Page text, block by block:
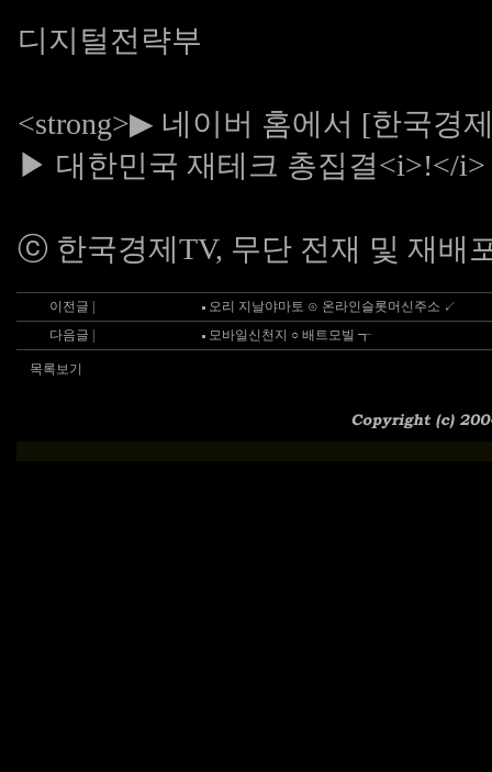
디지털전략부
<strong>▶ 네이버 홈에서 [한국경
▶ 대한민국 재테크 총집결<i>!</
ⓒ 한국경제TV, 무단 전재 및 재배
이전글 |
오리 지날야마토 ⊙ 온라인슬롯머신주소 ↙
다음글 |
모바일신천지 ○ 배트모빌 ┱
목록보기